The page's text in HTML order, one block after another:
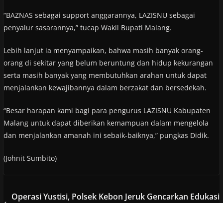
“BAZNAS sebagai support anggarannya, LAZISNU sebagai
penyalur sasarannya,” tucap Wakil Bupati Malang.
Lebih lanjut ia menyampaikan, bahwa masih banyak orang-
orang di sekitar yang belum beruntung dan hidup kekurangan
serta masih banyak yang membutuhkan arahan untuk dapat
menjalankan kewajibannya dalam berzakat dan bersedekah.
“Besar harapan kami bagi para pengurus LAZISNU Kabupaten
Malang untuk dapat diberikan kemampuan dalam mengelola
dan menjalankan amanah ini sebaik-baiknya,” pungkas Didik.
(Johnit Sumbito)
Operasi Yustisi, Polsek Kebon Jeruk Gencarkan Edukasi